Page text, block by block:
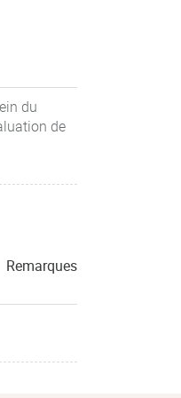
du
de
Remarques